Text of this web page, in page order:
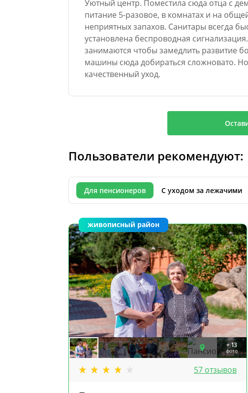
Уютный центр. Поместила сюда отца с
питание 5-разовое, в комнатах и на
неприятных запахов. Санитары всегда
установлена беспроводная
занимаются чтобы замедлить развитие
машины сюда добираться сложновато.
качественный уход.
Пользователи рекомендуют:
Для пенсионеров С уходом за лежачими
живописный район
+ 13
фото
57 отзывов